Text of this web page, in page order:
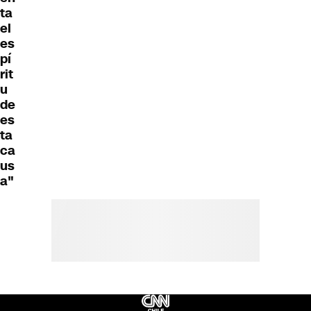
ta
el
es
pí
rit
u
de
es
ta
ca
us
a"